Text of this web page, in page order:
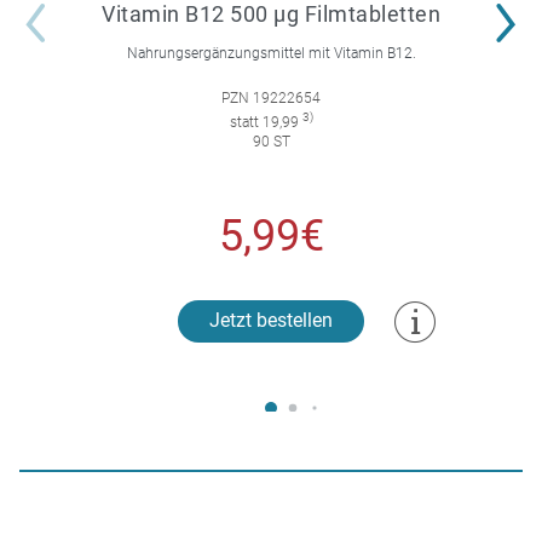
Vitamin B12 500 µg Filmtabletten
Nahrungsergänzungsmittel mit Vitamin B12.
PZN 19222654
statt 19,99 3)
90 ST
5,99€
Jetzt bestellen